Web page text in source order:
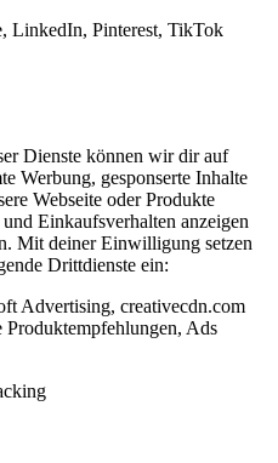
LinkedIn, Pinterest, TikTok
Dienste können wir dir auf
Werbung, gesponserte Inhalte
Webseite oder Produkte
Einkaufsverhalten anzeigen
Mit deiner Einwilligung setzen
Drittdienste ein:
Advertising, creativecdn.com
Ads